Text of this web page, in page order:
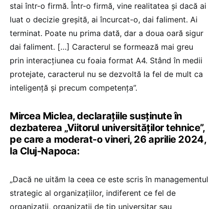
stai într-o firmă. Într-o firmă, vine realitatea și dacă ai
luat o decizie greșită, ai încurcat-o, dai faliment. Ai
terminat. Poate nu prima dată, dar a doua oară sigur
dai faliment. […] Caracterul se formează mai greu
prin interacțiunea cu foaia format A4. Stând în medii
protejate, caracterul nu se dezvoltă la fel de mult ca
inteligență și precum competența”.
Mircea Miclea, declarațiile susținute în
dezbaterea „Viitorul universităților tehnice”,
pe care a moderat-o vineri, 26 aprilie 2024,
la Cluj-Napoca:
„Dacă ne uităm la ceea ce este scris în managementul
strategic al organizațiilor, indiferent ce fel de
organizații, organizații de tip universitar sau